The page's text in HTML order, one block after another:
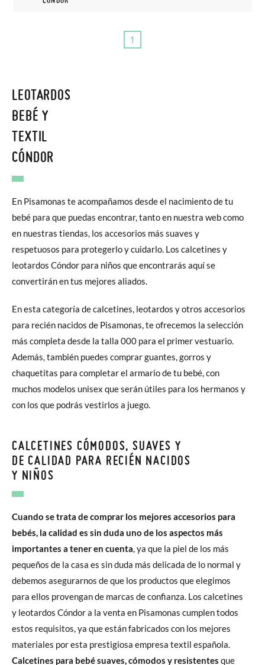
1
LEOTARDOS
BEBÉ Y
TEXTIL
CÓNDOR
En Pisamonas te acompañamos desde el nacimiento de tu
bebé para que puedas encontrar, tanto en nuestra web como
en nuestras tiendas, los accesorios más suaves y
respetuosos para protegerlo y cuidarlo. Los calcetines y
leotardos Cóndor para niños que encontrarás aquí se
convertirán en tus mejores aliados.
En esta categoría de calcetines, leotardos y otros accesorios
para recién nacidos de Pisamonas, te ofrecemos la selección
más completa desde la talla 000 para el primer vestuario.
Además, también puedes comprar guantes, gorros y
chaquetitas para completar el armario de tu bebé, con
muchos modelos unisex que serán útiles para los hermanos y
con los que podrás vestirlos a juego.
CALCETINES CÓMODOS, SUAVES Y
DE CALIDAD PARA RECIÉN NACIDOS
Y NIÑOS
Cuando se trata de comprar los mejores accesorios para
bebés, la calidad es sin duda uno de los aspectos más
importantes a tener en cuenta, ya que la piel de los más
pequeños de la casa es sin duda más delicada de lo normal y
debemos asegurarnos de que los productos que elegimos
para ellos provengan de marcas de confianza. Los calcetines
y leotardos Cóndor a la venta en Pisamonas cumplen todos
estos requisitos, ya que están fabricados con los mejores
materiales por esta prestigiosa empresa textil española.
Calcetines para bebé suaves, cómodos y resistentes que